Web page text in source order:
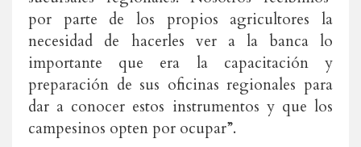
por parte de los propios agricultores la
necesidad de hacerles ver a la banca lo
importante que era la capacitación y
preparación de sus oficinas regionales para
dar a conocer estos instrumentos y que los
campesinos opten por ocupar”.